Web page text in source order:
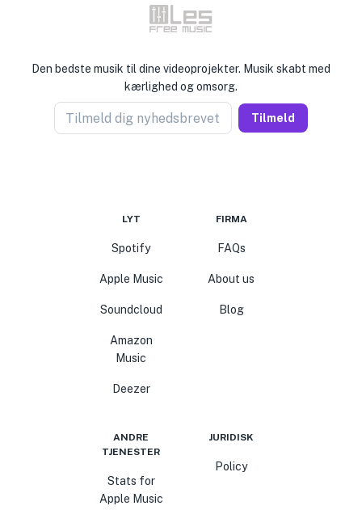
Den bedste musik til dine videoprojekter. Musik skabt med
kærlighed og omsorg.
Tilmeld dig nyhedsbrevet Tilmeld
LYT
Spotify
Apple Music
Soundcloud
Amazon
Music
Deezer
FIRMA
FAQs
About us
Blog
ANDRE
TJENESTER
Stats for
Apple Music
JURIDISK
Policy